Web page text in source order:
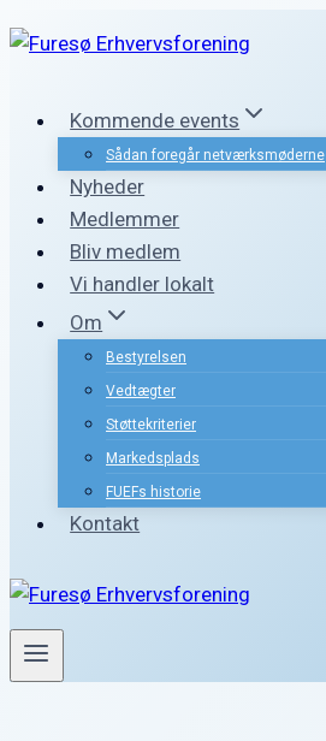
Fortsæt
Kommende events
Sådan foregår netværksmøderne
Nyheder
Medlemmer
Bliv medlem
Vi handler lokalt
Om
Bestyrelsen
Vedtægter
Støttekriterier
Markedsplads
FUEFs historie
Kontakt